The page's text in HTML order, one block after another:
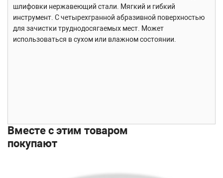
шлифовки нержавеющий стали. Мягкий и гибкий
инструмент. С четырехгранной абразивной поверхностью
для зачистки труднодосягаемых мест. Может
использоваться в сухом или влажном состоянии.
Вместе с этим товаром
покупают